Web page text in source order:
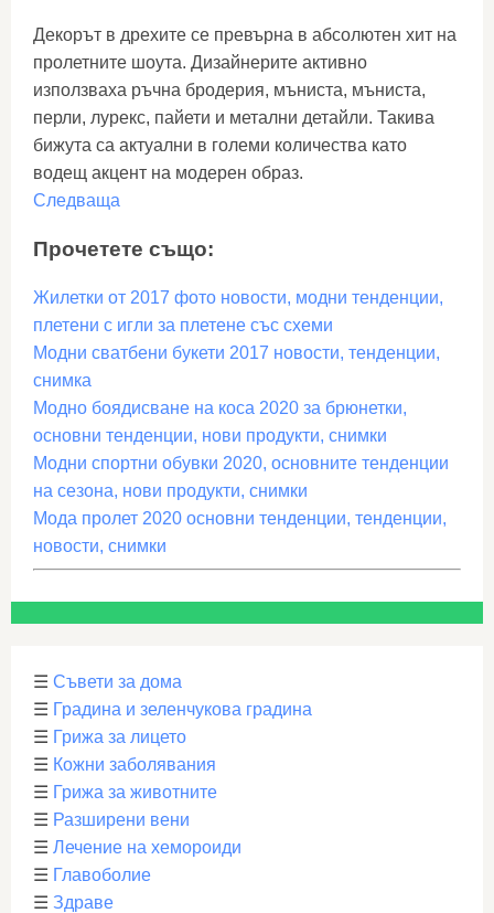
Декорът в дрехите се превърна в абсолютен хит на
пролетните шоута. Дизайнерите активно
използваха ръчна бродерия, мъниста, мъниста,
перли, лурекс, пайети и метални детайли. Такива
бижута са актуални в големи количества като
водещ акцент на модерен образ.
Следваща
Прочетете също:
Жилетки от 2017 фото новости, модни тенденции,
плетени с игли за плетене със схеми
Модни сватбени букети 2017 новости, тенденции,
снимка
Модно боядисване на коса 2020 за брюнетки,
основни тенденции, нови продукти, снимки
Модни спортни обувки 2020, основните тенденции
на сезона, нови продукти, снимки
Мода пролет 2020 основни тенденции, тенденции,
новости, снимки
☰ Съвети за дома
☰ Градина и зеленчукова градина
☰ Грижа за лицето
☰ Кожни заболявания
☰ Грижа за животните
☰ Разширени вени
☰ Лечение на хемороиди
☰ Главоболие
☰ Здраве